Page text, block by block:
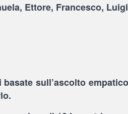
Ettore, Francesco,
sull’ascolto